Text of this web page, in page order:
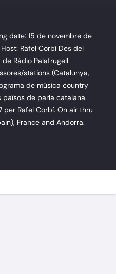
date: 15 de novembre de
Rafel Corbí Des del
de Ràdio Palafrugell.
stations (Catalunya,
de música country
de parla catalana.
per Rafel Corbí. On air thru
France and Andorra.